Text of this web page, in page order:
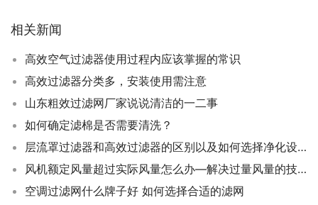
相关新闻
高效空气过滤器使用过程内应该掌握的常识
高效过滤器分类多，安装使用需注意
山东粗效过滤网厂家说说清洁的一二事
如何确定滤棉是否需要清洗？
层流罩过滤器和高效过滤器的区别以及如何选择净化设备
风机额定风量超过实际风量怎么办—解决过量风量的技巧
空调过滤网什么牌子好 如何选择合适的滤网